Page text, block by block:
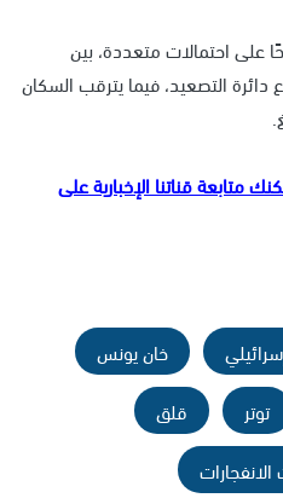
على احتمالات متعددة، بين
التصعيد، فيما يترقب السكان
كل ما يخص"عرب 48" يمكنك متابعة قناتنا الإخبارية على
خان يونس
توتر
قلق